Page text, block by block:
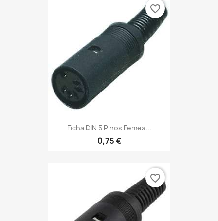
Ficha DIN 5 Pinos Femea...
0,75 €
favorite_border
favorite_border